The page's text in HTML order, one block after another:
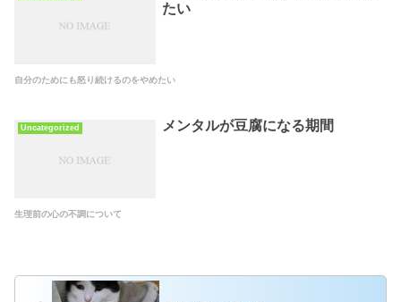
たい
自分のためにも怒り続けるのをやめたい
Uncategorized メンタルが豆腐になる期間
生理前の心の不調について